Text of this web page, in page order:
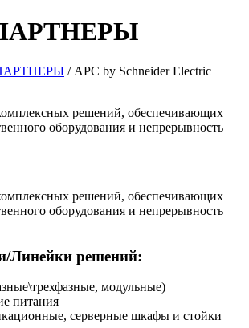
/ APC by Schneider Electric
решений, обеспечивающих
оборудования и непрерывность
решений, обеспечивающих
оборудования и непрерывность
Линейки решений:
модульные)
питания
серверные шкафы и стойки